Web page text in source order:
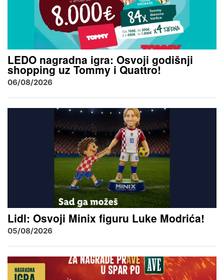
LEDO nagradna igra: Osvoji godišnji
shopping uz Tommy i Quattro!
06/08/2026
Lidl: Osvoji Minix figuru Luke Modrića!
05/08/2026